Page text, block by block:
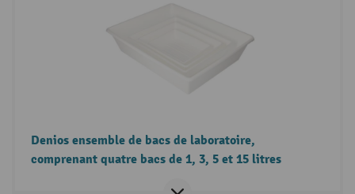
Denios ensemble de bacs de laboratoire,
comprenant quatre bacs de 1, 3, 5 et 15 litres